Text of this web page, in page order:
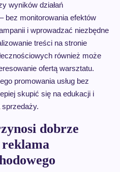
wyników działań
bez monitorowania efektów
i wprowadzać niezbędne
treści na stronie
również może
ofertą warsztatu.
promowania usług bez
skupić się na edukacji i
sprzedaży.
dobrze